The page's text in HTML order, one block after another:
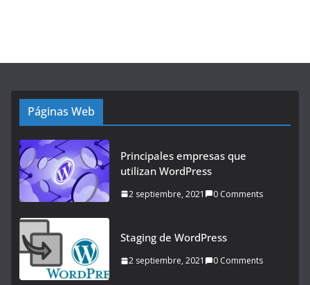
Páginas Web
Principales empresas que
utilizan WordPress
2 septiembre, 2021 0 Comments
Staging de WordPress
2 septiembre, 2021 0 Comments